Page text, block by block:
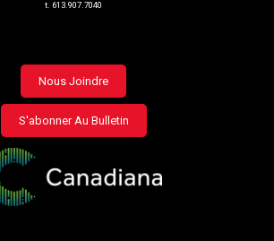
t. 613.907.7040
Footer
menu
Nous Joindre
S'abonner Au Bulletin